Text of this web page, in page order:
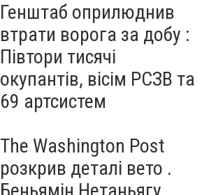
Генштаб оприлюднив
втрати ворога за добу :
Півтори тисячі
окупантів, вісім РСЗВ та
69 артсистем
The Washington Post
розкрив деталі вето .